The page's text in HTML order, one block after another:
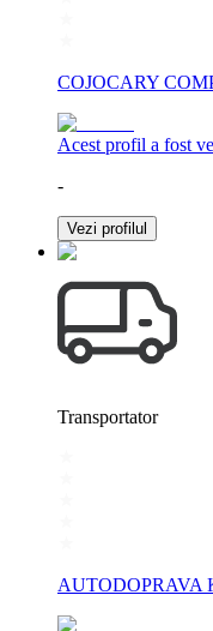
COJOCARY
Acest profil a fost
-
Vezi profilul
Transportator
AUTODOPRAVA